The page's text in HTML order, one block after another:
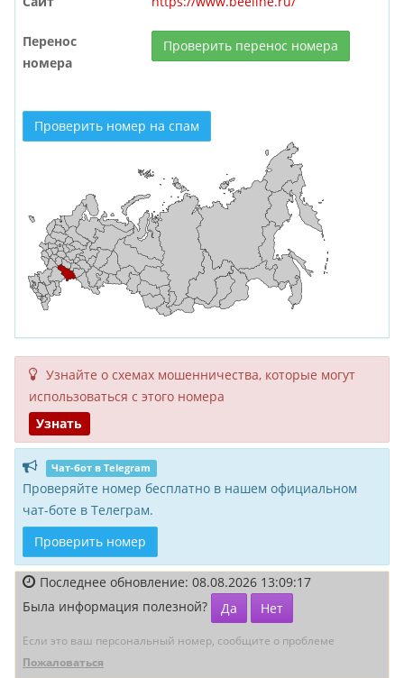
Перенос
номера
Проверить перенос номера
Проверить номер на спам
Узнайте о схемах мошенни­чества, кото­рые могут
исполь­зоваться с этого номера
Узнать
Чат-бот в Telegram
Проверяйте номер бесплатно в нашем официальном
чат-боте в Телеграм.
Проверить номер
Последнее обновление: 08.08.2026 13:09:17
Была информация полезной?
Да Нет
Если это ваш персональный номер, сообщите о проблеме
Пожаловаться